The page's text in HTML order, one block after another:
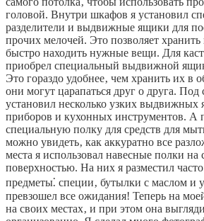
головой. Внутри шкафов я установил
разделители и выдвижные ящики для
прочих мелочей. Это позволяет хранить
быстро находить нужные вещи. Для
приобрел специальный выдвижной
Это гораздо удобнее‚ чем хранить их в
они могут царапаться друг о друга.
установил несколько узких выдвижных
приборов и кухонных инструментов. А
специальную полку для средств для
можно увидеть‚ как аккуратно все
места я использовал навесные полки на
поверхностью. На них я разместил
предметы⁚ специи‚ бутылки с маслом и
превзошел все ожидания! Теперь на
на своих местах‚ и при этом она